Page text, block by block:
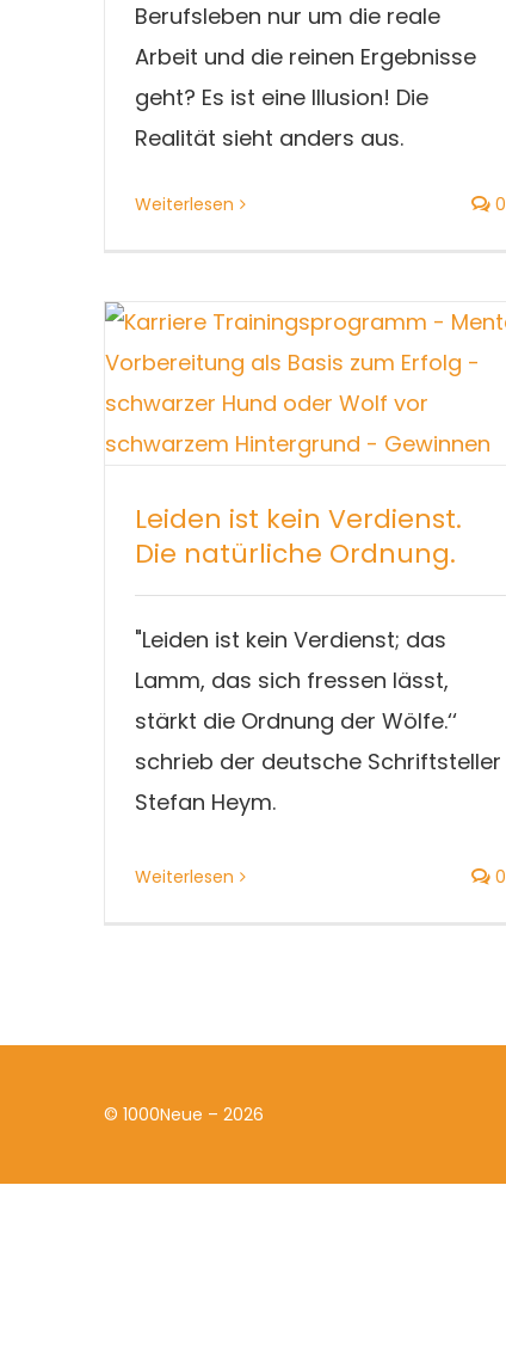
Berufsleben nur um die reale
Arbeit und die reinen Ergebnisse
geht? Es ist eine Illusion! Die
Realität sieht anders aus.
Weiterlesen 0
Leiden ist kein Verdienst.
Die natürliche Ordnung.
"Leiden ist kein Verdienst; das
Lamm, das sich fressen lässt,
stärkt die Ordnung der Wölfe.‘‘
schrieb der deutsche Schriftsteller
Stefan Heym.
Weiterlesen 0
© 1000Neue – 2026